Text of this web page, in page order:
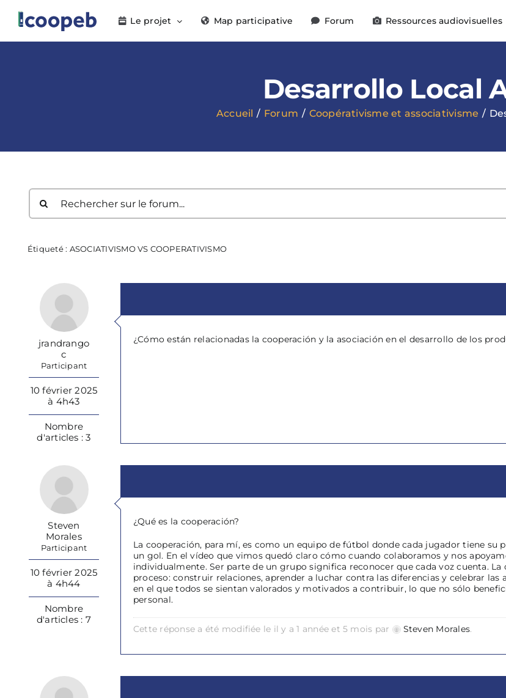
contenu
Le projet Map participative Forum Ressources audiovisuelles
Desarrollo Local
Accueil Forum Coopérativisme et associativisme
Étiqueté : ASOCIATIVISMO VS COOPERATIVISMO
jrandrango
c
Participant
10 février 2025
à 4h43
Nombre
d'articles : 3
¿Cómo están relacionadas la cooperación y la asociación en el desarrollo de los
Steven
Morales
Participant
10 février 2025
à 4h44
Nombre
d'articles : 7
¿Qué es la cooperación?
La cooperación, para mí, es como un equipo de fútbol donde cada jugador tiene
un gol. En el vídeo que vimos quedó claro cómo cuando colaboramos y nos
individualmente. Ser parte de un grupo significa reconocer que cada voz cuenta.
proceso: construir relaciones, aprender a luchar contra las diferencias y celebrar
en el que todos se sientan valorados y motivados a contribuir, lo que no sólo
personal.
Cette réponse a été modifiée le il y a 1 année et 5 mois par Steven Morales.